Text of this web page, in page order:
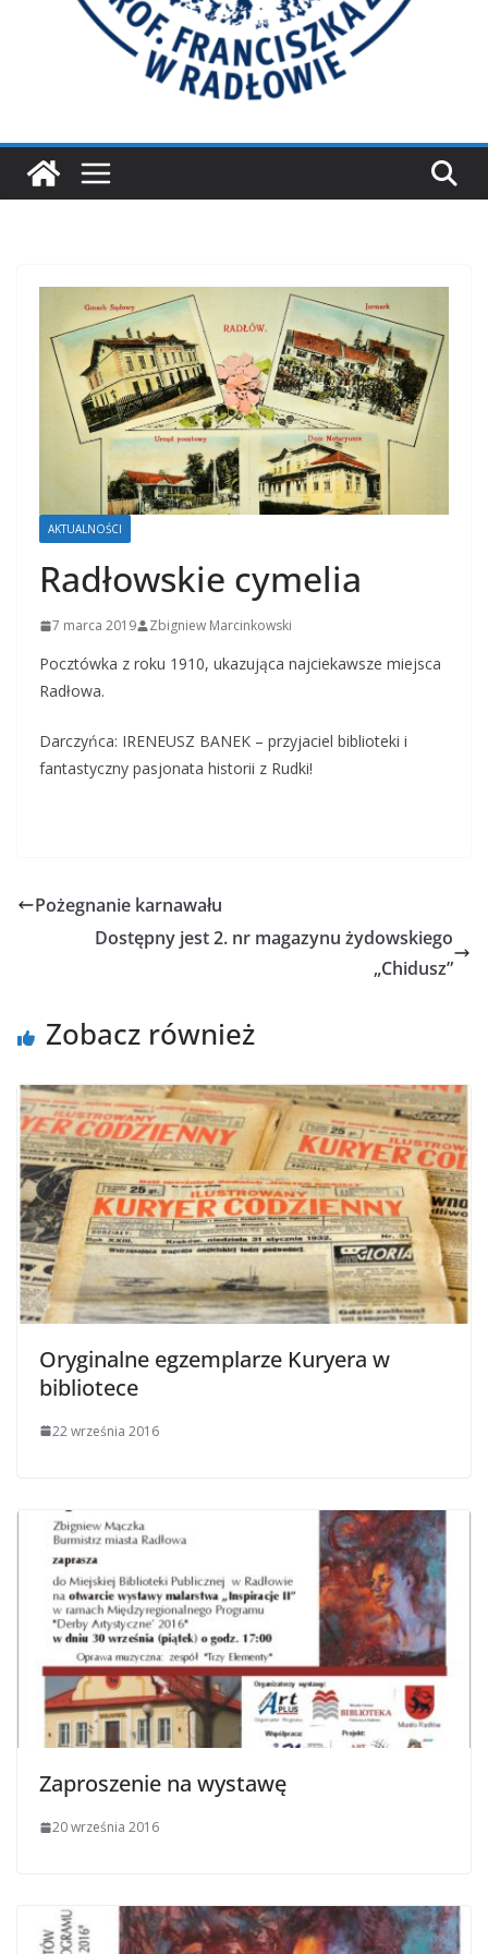
AKTUALNOŚCI
Radłowskie cymelia
7 marca 2019 Zbigniew Marcinkowski
Pocztówka z roku 1910, ukazująca najciekawsze miejsca
Radłowa.
Darczyńca: IRENEUSZ BANEK – przyjaciel biblioteki i
fantastyczny pasjonata historii z Rudki!
Pożegnanie karnawału
Dostępny jest 2. nr magazynu żydowskiego
„Chidusz”
Zobacz również
Oryginalne egzemplarze Kuryera w
bibliotece
22 września 2016
Zaproszenie na wystawę
20 września 2016